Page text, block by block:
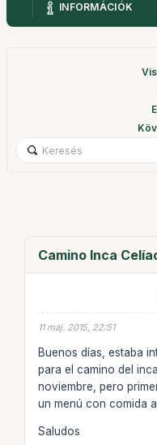
INFORMÁCIÓK
Camino Inca
11 máj. 2015, 22:51
Buenos días, estaba
para el camino del
noviembre, pero
un menú con comida
Saludos